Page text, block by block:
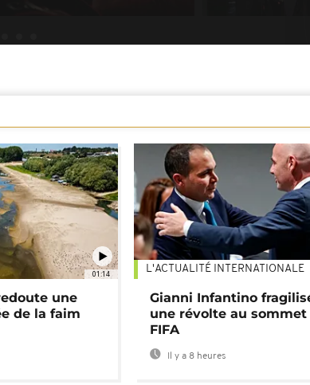
01:14
une
de la faim
L'ACTUALITÉ INTERNATIONALE
Gianni Infantino
une révolte au sommet
FIFA
Il y a 8 heures